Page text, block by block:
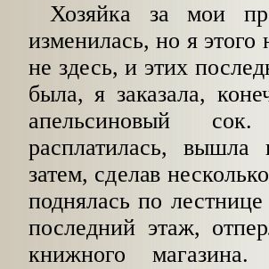
Хозяйка за мои
изменилась, но я
не здесь, и этих
была, я заказала,
апельсиновый
расплатилась, вышла
затем, сделав
поднялась по
последний этаж,
книжного